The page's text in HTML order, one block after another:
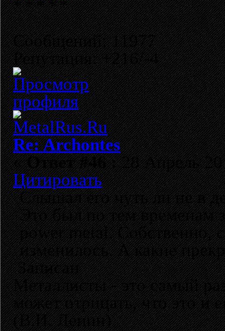
Сообщений: 11977
Репутация: +216/-4
Re: Archontes
«Ответ #46 :28 Апрель
Цитировать
Слышал его чуть ли не в
Это был по тем временам
power metal. Собственно,
изменилось. А какие
Записан
Металлисты - это самый
может отрицать, что это и
(В.И. Ленин)